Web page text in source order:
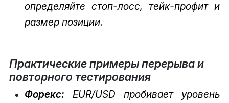
определяйте стоп-лосс, тейк-профит и
размер позиции.
Практические примеры перерыва и
повторного тестирования
Форекс:
EUR/USD пробивает уровень